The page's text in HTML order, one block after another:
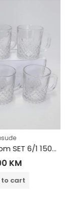
Caše sa ručkom SET 6/1 150ml